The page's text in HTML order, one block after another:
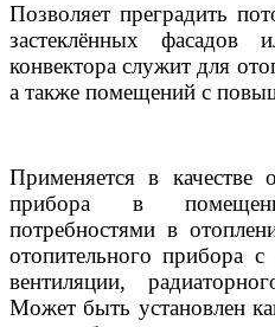
Позволяет преградить
застеклённых
конвектора служит для
а также помещений с
Применяется в качестве
прибора в
потребностями в
отопительного прибора
вентиляции,
Может быть установлен